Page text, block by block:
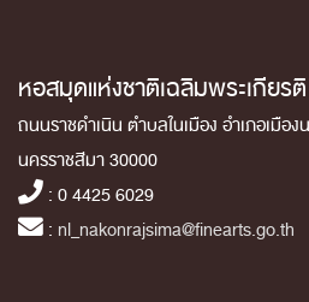
หอสมุดแห่งชาติเฉลิมพระเกียร
ถนนราชดำเนิน ตำบลในเมือง อำเภอเมือ
นครราชสีมา 30000
: 0 4425 6029
: nl_nakonrajsima@finearts.go.th